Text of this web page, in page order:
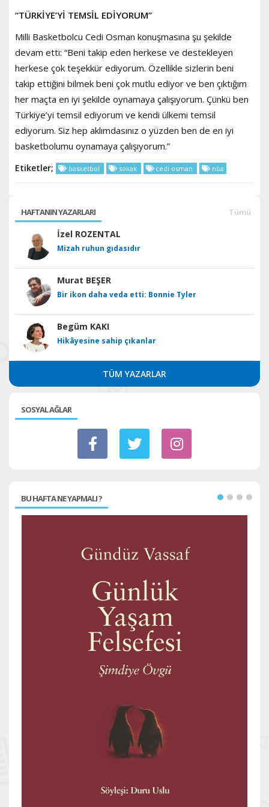
“TÜRKİYE’Yİ TEMSİL EDİYORUM”
Milli Basketbolcu Cedi Osman konuşmasına şu şekilde
devam etti: “Beni takip eden herkese ve destekleyen
herkese çok teşekkür ediyorum. Özellikle sizlerin beni
takip ettiğini bilmek beni çok mutlu ediyor ve ben çıktığım
her maçta en iyi şekilde oynamaya çalışıyorum. Çünkü ben
Türkiye’yi temsil ediyorum ve kendi ülkemi temsil
ediyorum. Siz hep aklımdasınız o yüzden ben de en iyi
basketbolumu oynamaya çalışıyorum.”
Etiketler; basketbol sokak cedi osman nba
HAFTANIN YAZARLARI Tümü
İzel ROZENTAL
Mizah ruhun gıdasıdır
Murat BEŞER
Bir ikon daha veda etti: Bonnie Tyler
Begüm KAKI
Hikâyesine sahip çıkanlar
TÜM YAZARLAR
SOSYAL AĞLAR
BU HAFTA NE YAPMALI ?